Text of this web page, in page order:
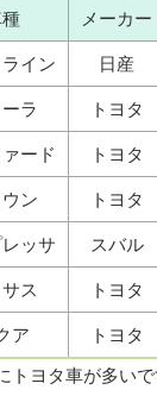
メーカー
イン 日産
ラ トヨタ
ード トヨタ
ン トヨタ
ッサ スバル
ス トヨタ
ア トヨタ
ヨタ車が多いで